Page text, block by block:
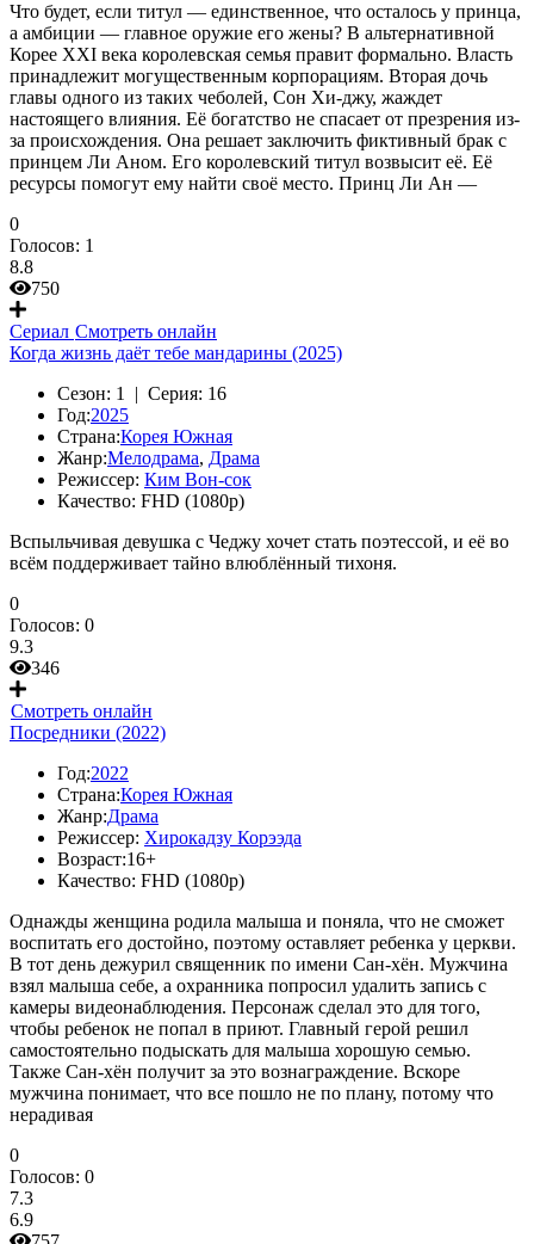
Что будет, если титул — единственное, что осталось у принца,
а амбиции — главное оружие его жены? В альтернативной
Корее XXI века королевская семья правит формально. Власть
принадлежит могущественным корпорациям. Вторая дочь
главы одного из таких чеболей, Сон Хи-джу, жаждет
настоящего влияния. Её богатство не спасает от презрения из-
за происхождения. Она решает заключить фиктивный брак с
принцем Ли Аном. Его королевский титул возвысит её. Её
ресурсы помогут ему найти своё место. Принц Ли Ан —
0
Голосов: 1
8.8
750
Сериал Смотреть онлайн
Когда жизнь даёт тебе мандарины (2025)
Сезон: 1 | Серия: 16
Год:2025
Страна:Корея Южная
Жанр:Мелодрама, Драма
Режиссер: Ким Вон-сок
Качество: FHD (1080p)
Вспыльчивая девушка с Чеджу хочет стать поэтессой, и её во
всём поддерживает тайно влюблённый тихоня.
0
Голосов: 0
9.3
346
Смотреть онлайн
Посредники (2022)
Год:2022
Страна:Корея Южная
Жанр:Драма
Режиссер: Хирокадзу Корээда
Возраст:16+
Качество: FHD (1080p)
Однажды женщина родила малыша и поняла, что не сможет
воспитать его достойно, поэтому оставляет ребенка у церкви.
В тот день дежурил священник по имени Сан-хён. Мужчина
взял малыша себе, а охранника попросил удалить запись с
камеры видеонаблюдения. Персонаж сделал это для того,
чтобы ребенок не попал в приют. Главный герой решил
самостоятельно подыскать для малыша хорошую семью.
Также Сан-хён получит за это вознаграждение. Вскоре
мужчина понимает, что все пошло не по плану, потому что
нерадивая
0
Голосов: 0
7.3
6.9